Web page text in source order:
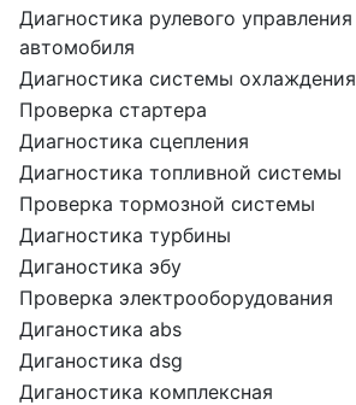
Диагностика рулевого управления
автомобиля
Диагностика системы охлаждения
Проверка стартера
Диагностика сцепления
Диагностика топливной системы
Проверка тормозной системы
Диагностика турбины
Диганостика эбу
Проверка электрооборудования
Диганостика abs
Диганостика dsg
Диганостика комплексная